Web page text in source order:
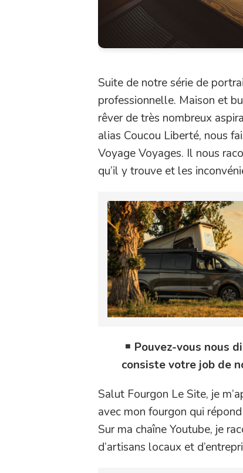
Suite de notre série de
professionnelle. Maison et
rêver de très nombreux
alias Coucou Liberté, nous
Voyage Voyages. Il nous
qu’il y trouve et les
Pouvez-vous nous
consiste votre job de
Salut Fourgon Le Site, je
avec mon fourgon qui
Sur ma chaîne Youtube, je
d’artisans locaux et